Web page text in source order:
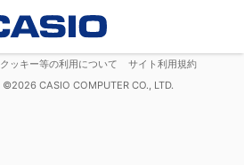
クッキー等の利用について
サイト利用規約
©2026 CASIO COMPUTER CO., LTD.